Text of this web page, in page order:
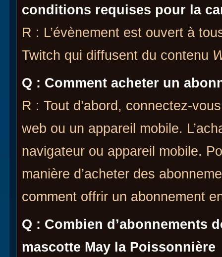
conditions requises pour la
R : L’évènement est ouvert à
Twitch qui diffusent du contenu
Q : Comment acheter un
R : Tout d’abord, connectez-
web ou un appareil mobile.
navigateur ou appareil mobile.
manière d’acheter des
comment offrir un abonnement
Q : Combien d’abonnements
mascotte May la Poissonnière